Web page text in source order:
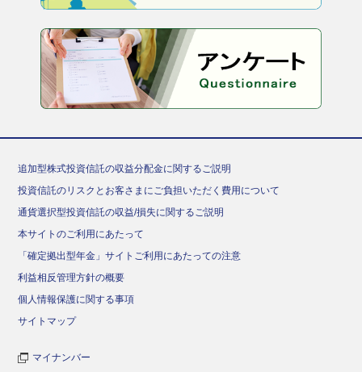
追加型株式投資信託の収益分配金に関するご説明
投資信託のリスクとお客さまにご負担いただく費用について
通貨選択型投資信託の収益/損失に関するご説明
本サイトのご利用にあたって
「確定拠出型年金」サイトご利用にあたっての注意
利益相反管理方針の概要
個人情報保護に関する事項
サイトマップ
マイナンバー